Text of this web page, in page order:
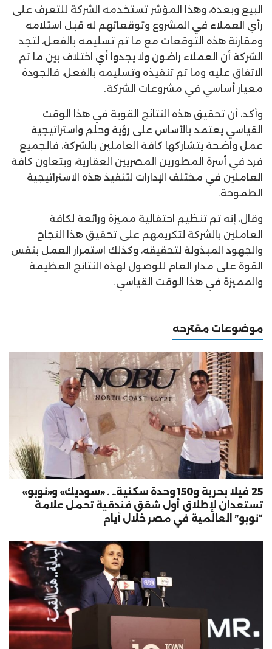
البيع وبعده، وهذا المؤشر تستخدمه الشركة للتعرف على
رأي العملاء في المشروع وتوقعاتهم له قبل استلامه
ومقارنة هذه التوقعات مع ما تم تسليمه بالفعل، لتجد
الشركة أن العملاء راضون ولا يجدوا أي اختلاف بين ما تم
الاتفاق عليه وما تم تنفيذه وتسليمه بالفعل، فالجودة
معيار أساسي في مشروعات الشركة.
وأكد، أن تحقيق هذه النتائج القوية في هذا الوقت
القياسي يعتمد بالأساس على رؤية وحلم واستراتيجية
عمل واضحة يتشاركها كافة العاملين بالشركة، فالجميع
فرد في أسرة المطورين المصريين العقارية، ويتعاون كافة
العاملين في مختلف الإدارات لتنفيذ هذه الاستراتيجية
الطموحة.
وقال، إنه تم تنظيم احتفالية مميزة ورائعة لكافة
العاملين بالشركة لتكريمهم على تحقيق هذا النجاح
والجهود المبذولة لتحقيقه، وكذلك استمرار العمل بنفس
القوة على مدار العام للوصول لهذه النتائج العظيمة
والمميزة في هذا الوقت القياسي.
موضوعات مقترحه
25 فيلا بحرية و150 وحدة سكنية.. . «سوديك» و«نوبو»
تستعدان لإطلاق أول شقق فندقية تحمل علامة
“نوبو” العالمية في مصر خلال أيام